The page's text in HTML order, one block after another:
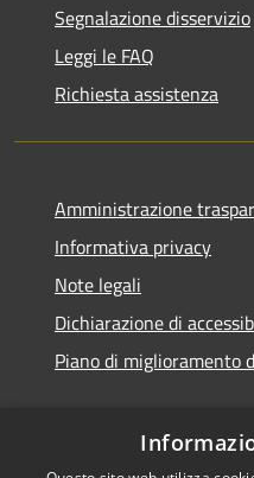
Segnalazione disservizio
Leggi le FAQ
Richiesta assistenza
Amministrazione
Informativa privacy
Note legali
Dichiarazione di
Piano di miglioramento